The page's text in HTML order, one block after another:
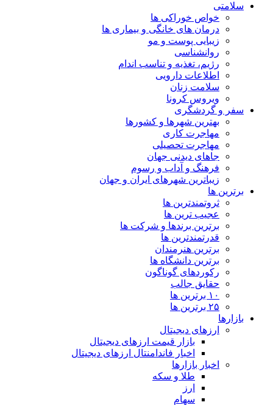
سلامتی
خواص خوراکی ها
درمان های خانگی و بیماری ها
زیبایی پوست و مو
روانشناسی
رژیم، تغذیه و تناسب اندام
اطلاعات دارویی
سلامت زنان
ویروس کرونا
سفر و گردشگری
بهترین شهرها و کشورها
مهاجرت کاری
مهاجرت تحصیلی
جاهای دیدنی جهان
فرهنگ و آداب و رسوم
زیباترین شهرهای ایران و جهان
برترین ها
ثروتمندترین ها
عجیب ترین ها
برترین برندها و شرکت ها
قدرتمندترین ها
برترین هنرمندان
برترین دانشگاه ها
رکوردهای گوناگون
حقایق جالب
۱۰ برترین ها
۲۵ برترین ها
بازارها
ارزهای دیجیتال
بازار قیمت ارزهای دیجیتال
اخبار فاندامنتال ارزهای دیجیتال
اخبار بازارها
طلا و سکه
ارز
سهام